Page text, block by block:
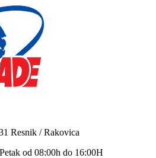
Resnik / Rakovica
od 08:00h do 16:00H